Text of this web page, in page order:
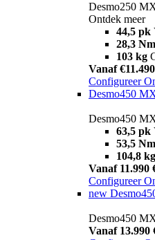
Desmo250
Ontdek meer
44,5 pk
28,3 Nm
103 kg
Vanaf €11.490
Configureer
Desmo450
Desmo450
63,5 pk
53,5 Nm
104,8 kg
Vanaf 11.990
Configureer
new
Desmo450
Vanaf 13.990